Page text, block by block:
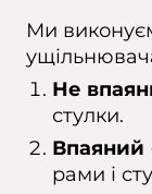
Ми
Не
стулки.
Впаяний
рами і